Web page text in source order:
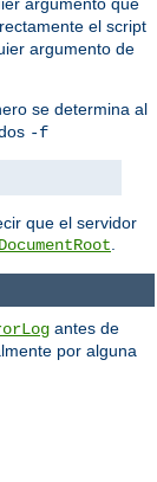
el script
argumento de
se determina al
-f
que el servidor
DocumentRoot
antes de
por alguna